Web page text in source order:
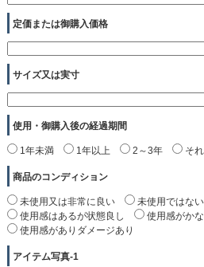
定価または御購入価格
サイズ又は実寸
使用・御購入後の経過期間
1年未満 1年以上 2～3年 そ
商品のコンディション
未使用又は非常に良い
未使用ではな
使用感はあるが状態良し
使用感がか
使用感がありダメージあり
アイテム写真-1